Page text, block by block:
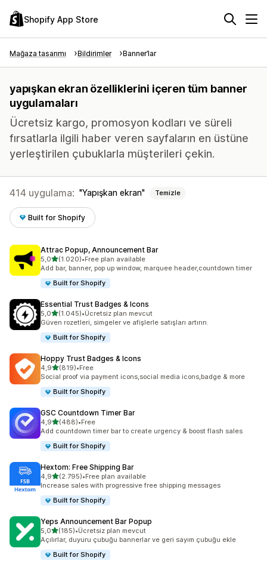
Shopify App Store
Mağaza tasarımı Bildirimler Banner’lar
yapışkan ekran özelliklerini içeren tüm banner
uygulamaları
Ücretsiz kargo, promosyon kodları ve süreli
fırsatlarla ilgili haber veren sayfaların en üstüne
yerleştirilen çubuklarla müşterileri çekin.
414 uygulama: Yapışkan ekran Temizle
Built for Shopify
Attrac Popup, Announcement Bar
5,05 yıldız üzerinden
(1.020)
toplam 1020 değerlendirme
•Free plan available
Add bar, banner, pop up window, marquee header,countdown timer
Built for Shopify
Essential Trust Badges & Icons
5,05 yıldız üzerinden
(1.045)
toplam 1045 değerlendirme
•Ücretsiz plan mevcut
Güven rozetleri, simgeler ve afişlerle satışları artırın.
Built for Shopify
Hoppy Trust Badges & Icons
4,95 yıldız üzerinden
(819)
toplam 819 değerlendirme
•Free
Social proof via payment icons,social media icons,badge & more
Built for Shopify
GSC Countdown Timer Bar
4,95 yıldız üzerinden
(488)
toplam 488 değerlendirme
•Free
Add countdown timer bar to create urgency & boost flash sales
Built for Shopify
Hextom: Free Shipping Bar
4,95 yıldız üzerinden
(2.795)
toplam 2795 değerlendirme
•Free plan available
Increase sales with progressive free shipping messages
Built for Shopify
Yeps Announcement Bar Popup
5,05 yıldız üzerinden
(185)
toplam 185 değerlendirme
•Ücretsiz plan mevcut
Açılırlar, duyuru çubuğu bannerlar ve geri sayım çubuğu ekle
Built for Shopify